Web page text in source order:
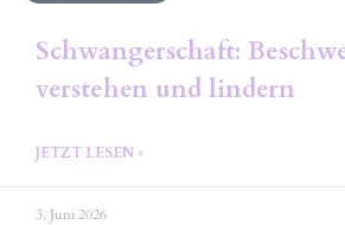
Schwangerschaft:
verstehen und lindern
JETZT LESEN »
3. Juni 2026